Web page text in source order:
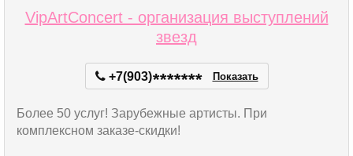
VipArtConcert - организация выступлений
звезд
+7(903)******* Показать
Более 50 услуг! Зарубежные артисты. При
комплексном заказе-скидки!